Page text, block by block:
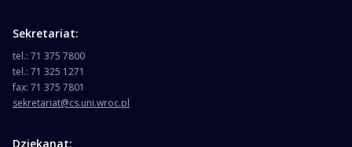
Sekretariat:
tel.: 71 375 7800
tel.: 71 325 1271
fax: 71 375 7801
sekretariat@cs.uni.wroc.pl
Dziekanat: